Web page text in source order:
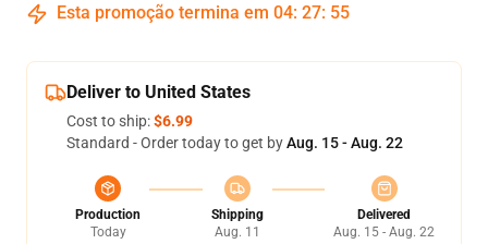
Esta promoção termina em 04: 27: 55
Deliver to United States
Cost to ship:$6.99
Standard - Order today to get byAug. 15 - Aug. 22
Production
Today
Shipping
Aug. 11
Delivered
Aug. 15 - Aug. 22